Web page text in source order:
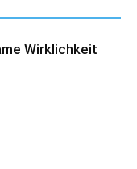
Wirklichkeit